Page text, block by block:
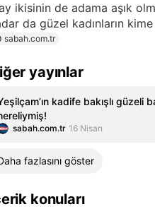
ikisinin de adama aşık
da güzel kadınların
sabah.com.tr
yayınlar
kadife bakışlı güzeli
sabah.com.tr 16 Nisan
fazlasını göster
konuları